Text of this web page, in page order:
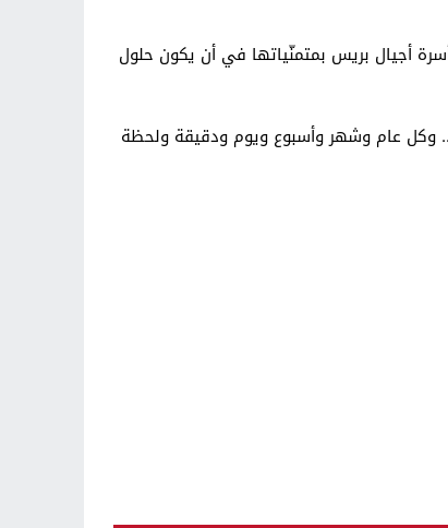
عام وفق التقويم الميلادي، تتقدّم أسرة أجيال بريس بمتمنّياتها في أن يكون حلول
وكل عام وشهر وأسبوع ويوم ودقيقة ولحظة